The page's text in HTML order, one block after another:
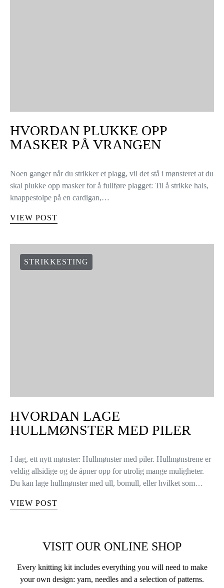
HVORDAN PLUKKE OPP
MASKER PÅ VRANGEN
Noen ganger når du strikker et plagg, vil det stå i mønsteret at du
skal plukke opp masker for å fullføre plagget: Til å strikke hals,
knappestolpe på en cardigan,…
VIEW POST
STRIKKESTING
HVORDAN LAGE
HULLMØNSTER MED PILER
I dag, ett nytt mønster: Hullmønster med piler. Hullmønstrene er
veldig allsidige og de åpner opp for utrolig mange muligheter.
Du kan lage hullmønster med ull, bomull, eller hvilket som…
VIEW POST
VISIT OUR ONLINE SHOP
Every knitting kit includes everything you will need to make
your own design: yarn, needles and a selection of patterns.